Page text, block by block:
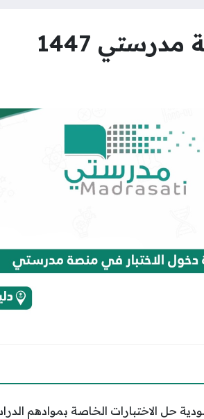
1447
حل الاختبارات الخاصة بموادهم